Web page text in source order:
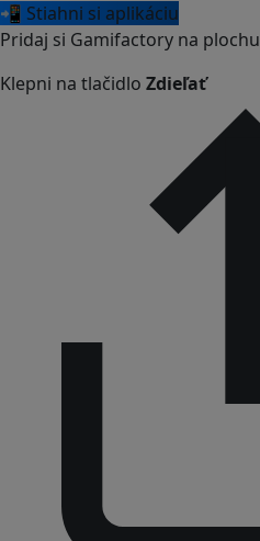
📲 Stiahni si aplikáciu
Pridaj si Gamifactory na plochu
Klepni na tlačidlo Zdieľať